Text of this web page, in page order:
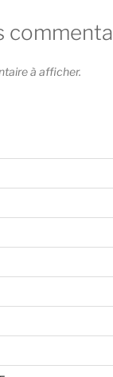
à afficher.